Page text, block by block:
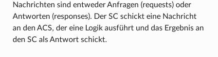
Nachrichten sind entweder Anfragen (requests) oder
Antworten (responses). Der SC schickt eine Nachricht
an den ACS, der eine Logik ausführt und das Ergebnis an
den SC als Antwort schickt.